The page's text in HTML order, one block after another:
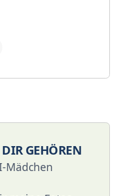
GEHÖREN
Mädchen